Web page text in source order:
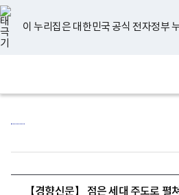
너
비
767px
이
하
이 누리집은 대한민국 공식 전자정부
지메
홈
【경향신문】 점은 세대 주도로 펼
유
튜
브
페
이
스
북
인
스
타
그
램
블
로
그